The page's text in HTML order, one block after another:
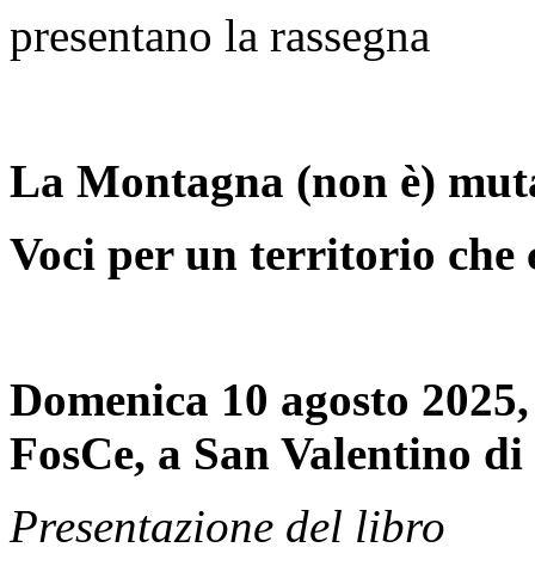
presentano la rassegna
La Montagna (non è)
Voci per un territorio che
Domenica 10 agosto
FosCe, a San Valentino
Presentazione del libro